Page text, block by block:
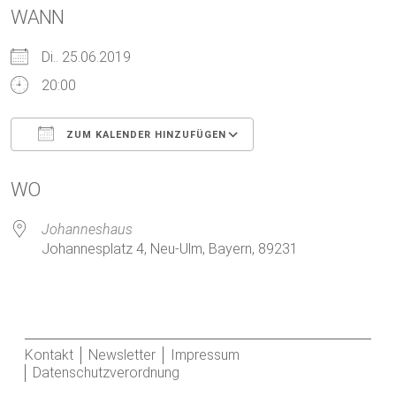
WANN
Di.. 25.06.2019
20:00
ZUM KALENDER HINZUFÜGEN
WO
Johanneshaus
Johannesplatz 4, Neu-Ulm, Bayern, 89231
Kontakt Newsletter
Impressum
Datenschutzverordnung